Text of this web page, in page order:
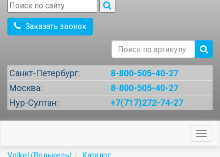
Заказать звонок
Санкт-Петербург:
8-800-505-40-27
Москва:
8-800-505-40-27
Нур-Султан:
+7(717)272-74-27